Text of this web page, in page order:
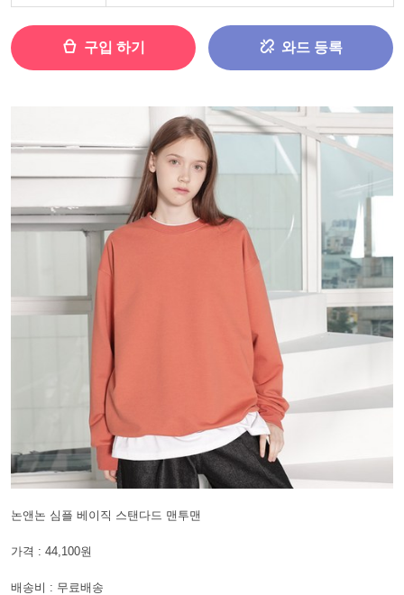
구입 하기 와드 등록
논앤논 심플 베이직 스탠다드 맨투맨
가격 : 44,100원
배송비 : 무료배송